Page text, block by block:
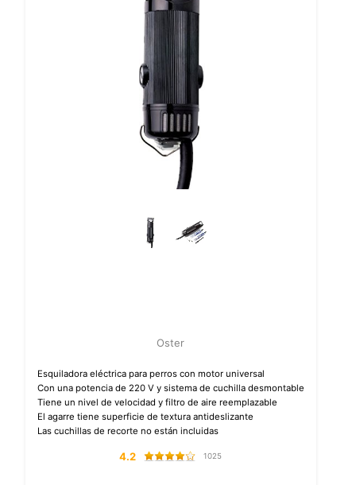
Oster
Esquiladora eléctrica para perros con motor universal
Con una potencia de 220 V y sistema de cuchilla desmontable
Tiene un nivel de velocidad y filtro de aire reemplazable
El agarre tiene superficie de textura antideslizante
Las cuchillas de recorte no están incluidas
4.2 1025